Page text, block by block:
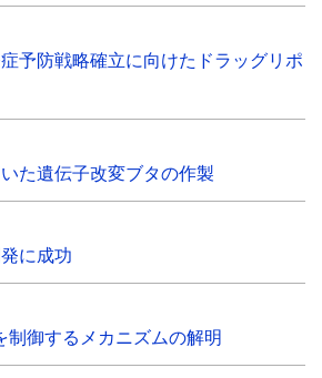
予防戦略確立に向けたドラッグリポ
た遺伝子改変ブタの作製
に成功
制御するメカニズムの解明